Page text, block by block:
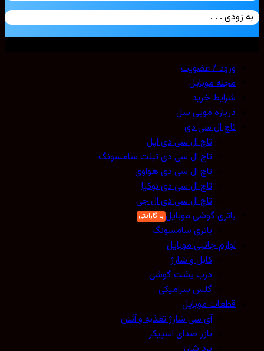
زودی . . .
ورود / عضویت
مجله موبایل
شرایط خرید
درباره موبی سل
تاچ ال سی دی
تاچ ال سی دی اپل
تاچ ال سی دی تبلت سامسونگ
تاچ ال سی دی هواوی
تاچ ال سی دی نوکیا
تاچ ال سی دی ال جی
باتری گوشی موبایل
باتری سامسونگ
لوازم جانبی موبایل
کابل و شارژ
درب پشت گوشی
گلس سرامیکی
قطعات موبایل
آی سی شارژ تغذیه و آنتن
بازر صدای اسپیکر